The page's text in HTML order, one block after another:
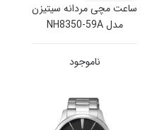
ساعت مچی مردانه سیتیزن
مدل NH8350-59A
ناموجود